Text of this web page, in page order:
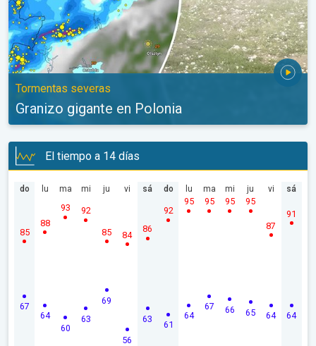
Tormentas severas
Granizo gigante en Polonia
El tiempo a 14 días
do
67
85
lu
64
88
ma
60
93
mi
63
92
ju
69
85
vi
56
84
sá
63
86
do
61
92
lu
64
95
ma
67
95
mi
66
95
ju
65
95
vi
64
87
sá
64
91